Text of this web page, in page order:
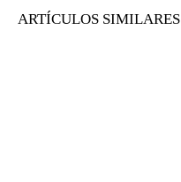
ARTÍCULOS SIMILARES